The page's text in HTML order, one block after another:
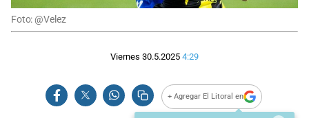
Foto: @Velez
Viernes 30.5.2025 4:29
+ Agregar El Litoral en